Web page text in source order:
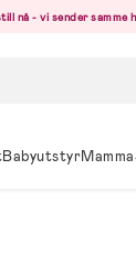
nå - vi sender samme
BabyutstyrMamma